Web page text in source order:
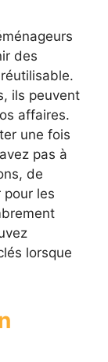
des
ils peuvent
affaires.
une fois
pas à
de
pour les
lorsque